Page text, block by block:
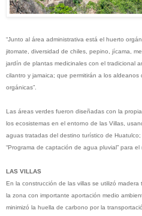
“Junto al área administrativa está el huerto
jitomate, diversidad de chiles, pepino, jícama,
jardín de plantas medicinales con el tradicional
cilantro y jamaica; que permitirán a los
orgánicas”.
Las áreas verdes fueron diseñadas con la
los ecosistemas en el entorno de las Villas,
aguas tratadas del destino turístico de
“Programa de captación de agua pluvial” para el
LAS VILLAS
En la construcción de las villas se utilizó
la zona con importante aportación medio
minimizó la huella de carbono por la